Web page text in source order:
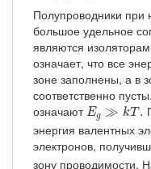
Полупроводники при
большое удельное
являются
означает, что все
зоне заполнены, а в
соответственно
означаютEg ≫ kT.
Eg≫kT.
энергия валентных
электронов,
зону проводимости.